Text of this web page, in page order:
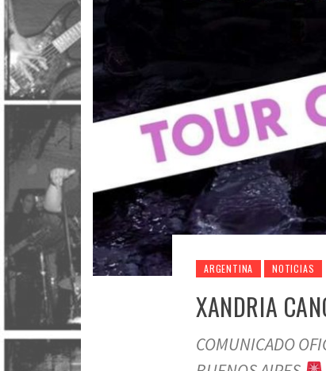
ARGENTINA NOTICIAS
XANDRIA
COMUNICADO